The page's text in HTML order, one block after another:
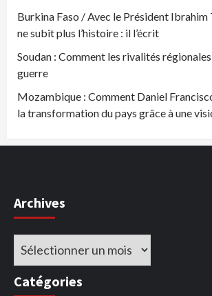
Burkina Faso / Avec le Président Ibrahim
ne subit plus l’histoire : il l’écrit
Soudan : Comment les rivalités
guerre
Mozambique : Comment Daniel
la transformation du pays grâce à une
Archives
Archives
Catégories